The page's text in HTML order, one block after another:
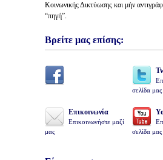
Κοινωνικής Δικτύωσης και μήν
“πηγή”.
Βρείτε μας επίσης:
σελίδα
Επικοινωνία
Επικοινωνήστε μαζί
μας
σελίδα